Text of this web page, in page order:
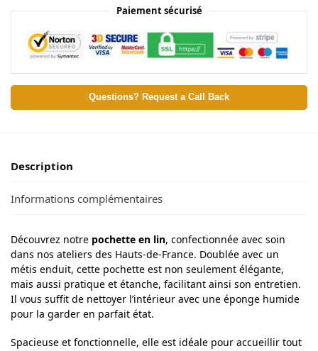
Paiement sécurisé
Questions? Request a Call Back
Description
Informations complémentaires
Découvrez notre pochette en lin, confectionnée avec soin
dans nos ateliers des Hauts-de-France. Doublée avec un
métis enduit, cette pochette est non seulement élégante,
mais aussi pratique et étanche, facilitant ainsi son entretien.
Il vous suffit de nettoyer l’intérieur avec une éponge humide
pour la garder en parfait état.
Spacieuse et fonctionnelle, elle est idéale pour accueillir tout